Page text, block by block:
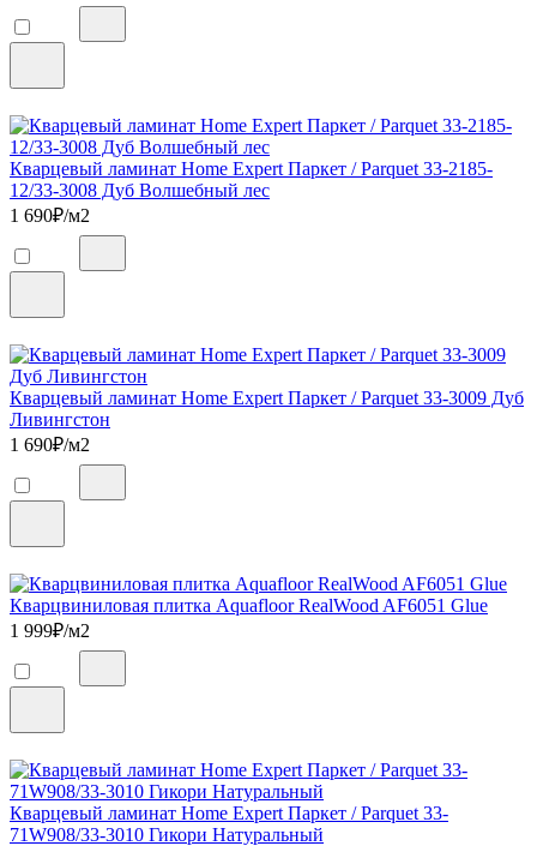
Кварцевый ламинат Home Expert Паркет / Parquet 33-2185-
12/33-3008 Дуб Волшебный лес
1 690₽/м2
Кварцевый ламинат Home Expert Паркет / Parquet 33-3009 Дуб
Ливингстон
1 690₽/м2
Кварцвиниловая плитка Aquafloor RealWood AF6051 Glue
1 999₽/м2
Кварцевый ламинат Home Expert Паркет / Parquet 33-
71W908/33-3010 Гикори Натуральный